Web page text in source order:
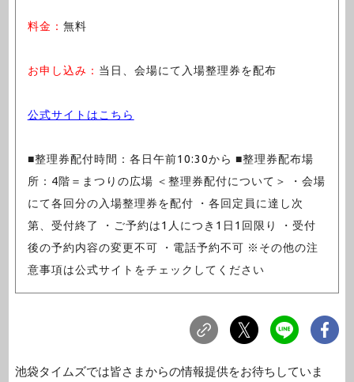
料金： 無料
お申し込み： 当日、会場にて入場整理券を配布
公式サイトはこちら
■整理券配付時間：各日午前10:30から ■整理券配布場
所：4階＝まつりの広場 ＜整理券配付について＞ ・会場
にて各回分の入場整理券を配付 ・各回定員に達し次
第、受付終了 ・ご予約は1人につき1日1回限り ・受付
後の予約内容の変更不可 ・電話予約不可 ※その他の注
意事項は公式サイトをチェックしてください
池袋タイムズでは皆さまからの情報提供をお待ちしていま